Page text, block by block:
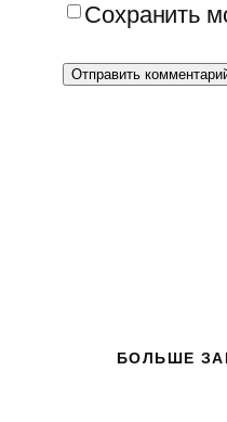
Сохранить
БОЛЬШЕ